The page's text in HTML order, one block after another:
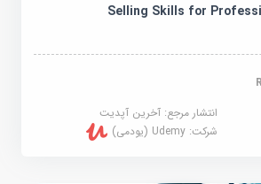
Selling Skills for
انتشار مرجع:آخرین آپدیت
شرکت:Udemy (یودمی)